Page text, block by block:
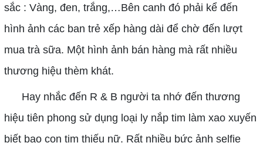
sắc : Vàng, đen, trắng,…Bên canh đó phải kể đến
hình ảnh các ban trẻ xếp hàng dài để chờ đến lượt
mua trà sữa. Một hình ảnh bán hàng mà rất nhiều
thương hiệu thèm khát.
Hay nhắc đến R & B người ta nhớ đến thương
hiệu tiên phong sử dụng loại ly nắp tim làm xao xuyến
biết bao con tim thiếu nữ. Rất nhiều bức ảnh selfie